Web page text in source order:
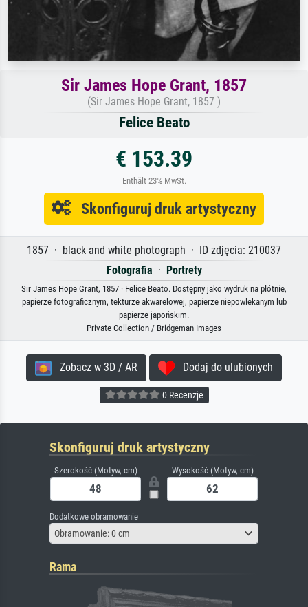
Sir James Hope Grant, 1857
(Sir James Hope Grant, 1857 )
Felice Beato
€ 153.39
Enthält 23% MwSt.
Skonfiguruj druk artystyczny
1857 · black and white photograph · ID zdjęcia: 210037
Fotografia · Portrety
Sir James Hope Grant, 1857 · Felice Beato. Dostępny jako wydruk na płótnie,
papierze fotograficznym, tekturze akwarelowej, papierze niepowlekanym lub
papierze japońskim.
Private Collection / Bridgeman Images
Zobacz w 3D / AR Dodaj do ulubionych
0 Recenzje
Skonfiguruj druk artystyczny
Szerokość (Motyw, cm) Wysokość (Motyw, cm)
Dodatkowe obramowanie
Obramowanie: 0 cm
Rama